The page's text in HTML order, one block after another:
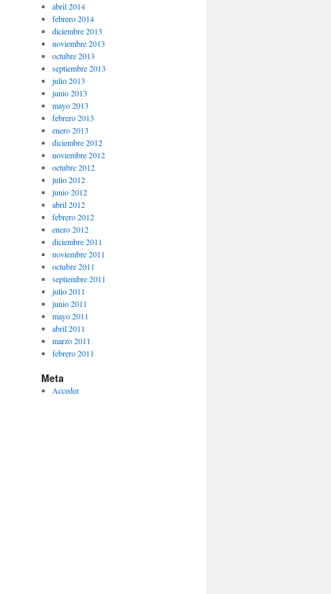
abril 2014
febrero 2014
diciembre 2013
noviembre 2013
octubre 2013
septiembre 2013
julio 2013
junio 2013
mayo 2013
febrero 2013
enero 2013
diciembre 2012
noviembre 2012
octubre 2012
julio 2012
junio 2012
abril 2012
febrero 2012
enero 2012
diciembre 2011
noviembre 2011
octubre 2011
septiembre 2011
julio 2011
junio 2011
mayo 2011
abril 2011
marzo 2011
febrero 2011
Meta
Acceder